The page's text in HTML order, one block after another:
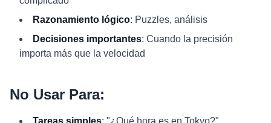
Razonamiento lógico: Puzzles, análisis
Decisiones importantes: Cuando la precisión
importa más que la velocidad
No Usar Para:
Tareas simples: "¿Qué hora es en Tokyo?"